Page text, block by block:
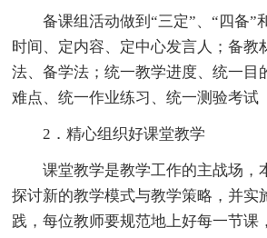
备课组活动做到“三定”、“四备”
时间、定内容、定中心发言人；备教
法、备学法；统一教学进度、统一目
难点、统一作业练习、统一测验考试
2．精心组织好课堂教学
课堂教学是教学工作的主战场，
探讨新的教学模式与教学策略，并实
践，每位教师要规范地上好每一节课